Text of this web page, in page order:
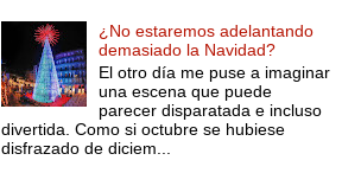
¿No estaremos adelantando
demasiado la Navidad?
El otro día me puse a imaginar
una escena que puede
parecer disparatada e incluso
divertida. Como si octubre se hubiese
disfrazado de diciem...